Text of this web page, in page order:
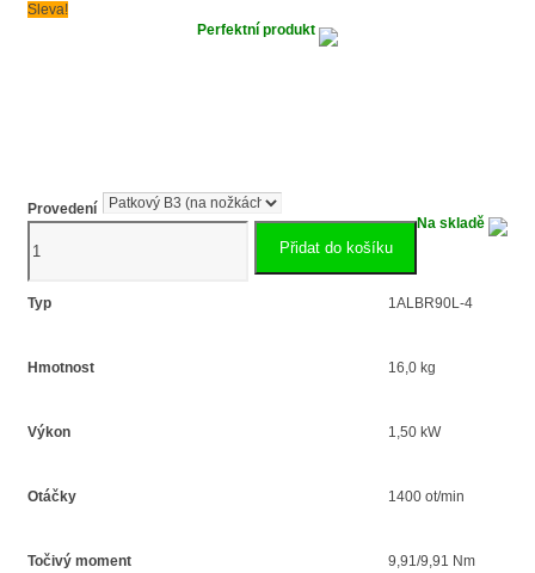
Sleva!
Perfektní produkt
Provedení
Na skladě
brzdou
1.5kW
množství
Přidat do košíku
Typ 1ALBR90L-4
Hmotnost 16,0 kg
Výkon 1,50 kW
Otáčky 1400 ot/min
Točivý moment 9,91/9,91 Nm